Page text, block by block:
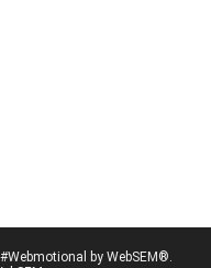
by WebSEM®.